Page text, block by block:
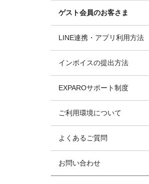
ゲスト会員のお客さま
LINE連携・アプリ利用方法
インボイスの提出方法
EXPAROサポート制度
ご利用環境について
よくあるご質問
お問い合わせ